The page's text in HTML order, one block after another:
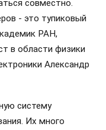
совместно.
- это тупиковый
РАН,
в области физики
Александр
систему
Их много